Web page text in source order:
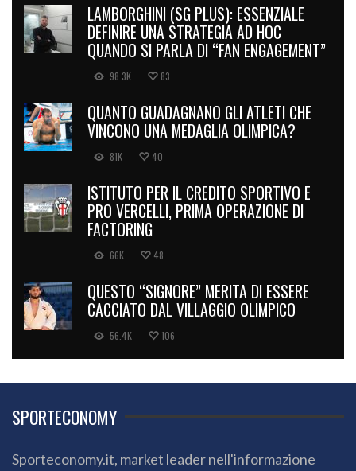
LAMBORGHINI (SG PLUS): ESSENZIALE
DEFINIRE UNA STRATEGIA AD HOC
QUANDO SI PARLA DI “FAN ENGAGEMENT”
98.3K 83
QUANTO GUADAGNANO GLI ATLETI CHE
VINCONO UNA MEDAGLIA OLIMPICA?
81K 40
ISTITUTO PER IL CREDITO SPORTIVO E
PRO VERCELLI, PRIMA OPERAZIONE DI
FACTORING
66K 48
QUESTO “SIGNORE” MERITA DI ESSERE
CACCIATO DAL VILLAGGIO OLIMPICO
56.4K 106
SPORTECONOMY
Sporteconomy.it, market leader nell'informazione